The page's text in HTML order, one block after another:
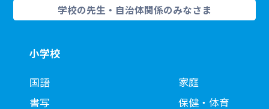
学校の先生・自治体関係のみなさま
小学校
国語
書写
家庭
保健・体育